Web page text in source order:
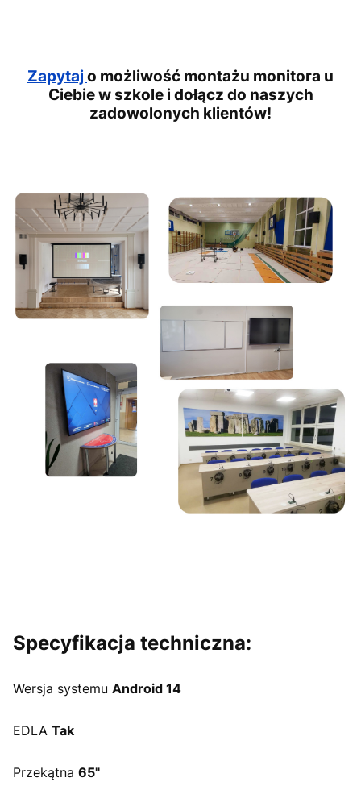
Zapytaj o możliwość montażu monitora u
Ciebie w szkole i dołącz do naszych
zadowolonych klientów!
Specyfikacja techniczna:
Wersja systemu Android 14
EDLA Tak
Przekątna 65"